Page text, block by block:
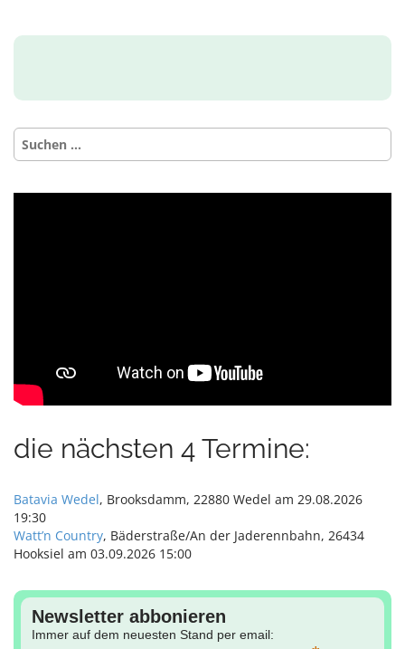
a
i
a
t
i
Suchen
nach:
die nächsten 4 Termine:
Batavia Wedel, Brooksdamm, 22880 Wedel am 29.08.2026
19:30
Watt’n Country, Bäderstraße/An der Jaderennbahn, 26434
Hooksiel am 03.09.2026 15:00
Newsletter abbonieren
Immer auf dem neuesten Stand per email: